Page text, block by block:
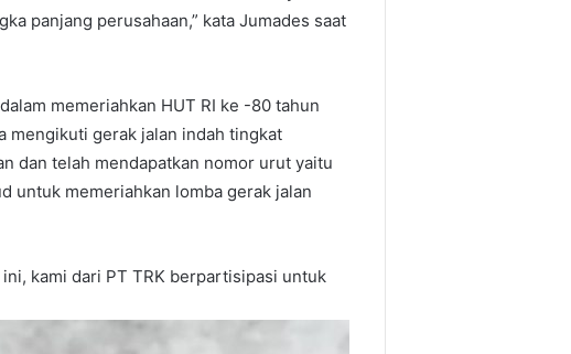
panjang perusahaan,” kata Jumades saat
memeriahkan HUT RI ke -80 tahun
mengikuti gerak jalan indah tingkat
dan telah mendapatkan nomor urut yaitu
untuk memeriahkan lomba gerak jalan
kami dari PT TRK berpartisipasi untuk